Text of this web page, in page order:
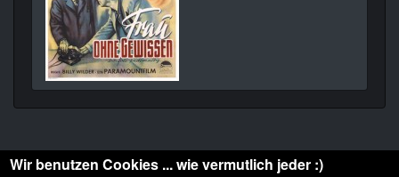
Wir benutzen Cookies ... wie vermutlich jeder :)